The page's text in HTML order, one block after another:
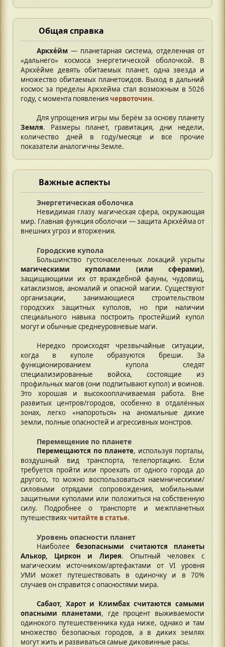
Общая справка
Аркхе́йм — планетарная система, отделенная от
«дальнего» космоса энергетической оболочкой. В
Аркхе́йме девять обитаемых планет, одна звезда и
множество обитаемых планетоидов. Выход в дальний
космос за пределы Аркхейма стал возможным в 5026
году, с момента появлениячервоточин.
Для упрощения игры мы берём за основу планету
Земля. Размеры планет, гравитация, дни недели,
количество дней в году/месяце и все прочие
показатели аналогичны Земле.
Важные аспекты
Энергетическая оболочка
Невидимая глазу магическая сфера, окружающая
мир. Главная функция оболочки — защита Аркхе́йма от
внешних угроз и вторжения.
Городские купола
Большинство густонаселенных локаций укрыты
магическими куполами (или сферами),
защищающими их от враждебной фауны, чудовищ,
катаклизмов, аномалий и опасной магии. Существуют
организации, занимающиеся строительством
городских защитных куполов, но при наличии
специального навыка построить простейший купол
могут и обычные среднеуровневые маги.
Нередко происходят чрезвычайные ситуации,
когда в куполе образуются бреши. За
функционированием купола следят
специализированные войска, состоящие из
профильных магов (они подпитывают купол) и воинов.
Это хорошая и высокооплачиваемая работа. Вне
развитых центров/городов, особенно в отдалённых
зонах, легко «напороться» на аномальные дикие
земли, полные опасностей и агрессивных монстров.
Перемещение по планете
Перемещаются по планете, используя порталы,
воздушный вид транспорта, телепортацию. Если
требуется пройти или проехать от одного города до
другого, то можно воспользоваться наемническими/
силовыми отрядами сопровождения, мобильными
защитными куполами или положиться на собственную
силу. Подробнее о транспорте и межпланетных
путешествияхчитайте в статье.
Уровень опасности планет
Наиболее безопасными считаются планеты
Алькор, Циркон и Лирея. Опытный человек с
магическим источником/артефактами от VI уровня
УМИ может путешествовать в одиночку и в 70%
случаев он справится с опасностями мира.
Сабаот, Харот и Климбах считаются самыми
опасными планетами, где процент выживаемости
одинокого путешественника куда ниже, однако и там
множество безопасных городов, а в диких землях
могут жить и развиваться самые диковинные расы.